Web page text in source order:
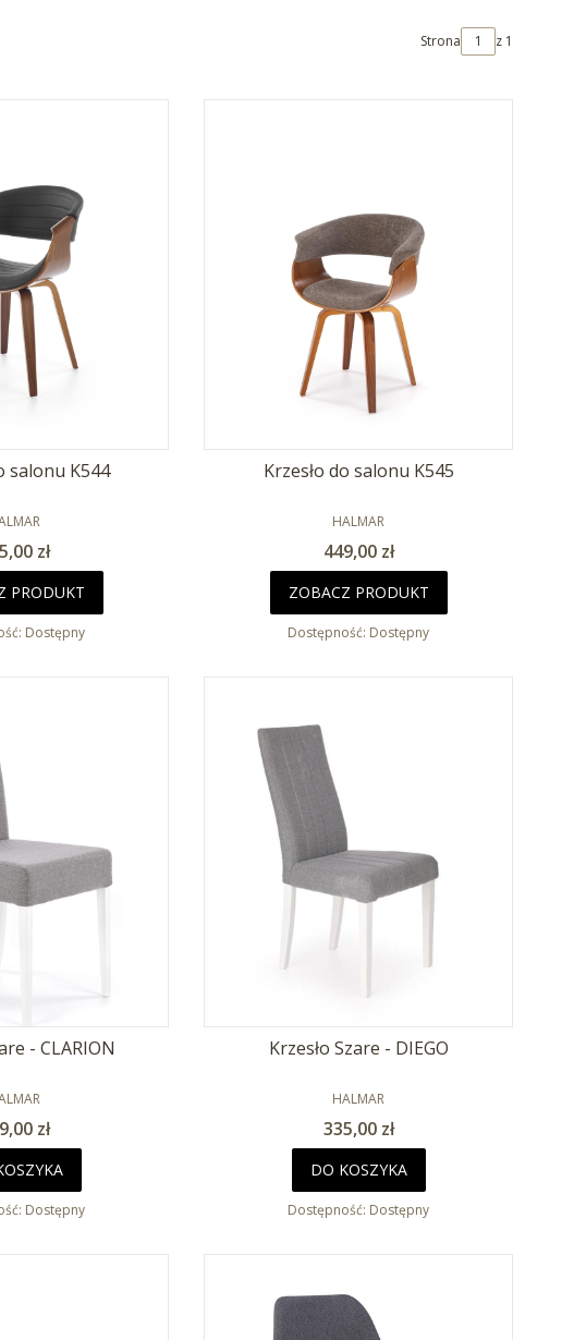
Strona z 1
salonu K544
zł
PRODUKT
Dostępny
Krzesło do salonu K545
PRODUCENT
HALMAR
Cena
449,00 zł
ZOBACZ PRODUKT
Dostępność: Dostępny
- CLARION
zł
Dostępny
Krzesło Szare - DIEGO
PRODUCENT
HALMAR
Cena
335,00 zł
DO KOSZYKA
Dostępność: Dostępny